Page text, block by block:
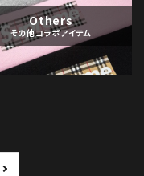
Others
その他コラボアイテム